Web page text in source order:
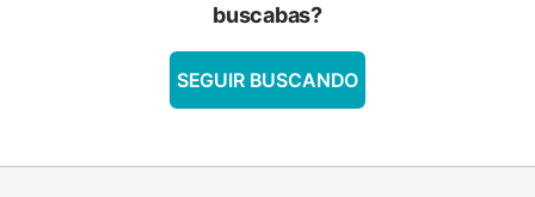
buscabas?
SEGUIR BUSCANDO